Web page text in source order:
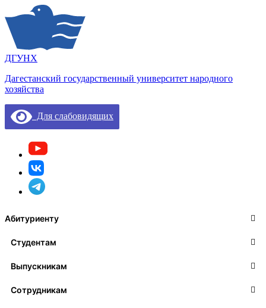
ДГУНХ
Дагестанский государственный университет народного
хозяйства
Для слабовидящих
Абитуриенту
Студентам
Выпускникам
Сотрудникам